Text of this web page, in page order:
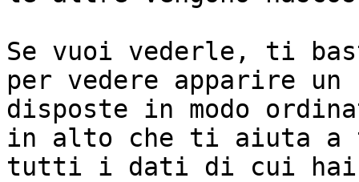
Se vuoi vederle, ti
per vedere apparire
disposte in modo
in alto che ti aiuta a
tutti i dati di cui hai